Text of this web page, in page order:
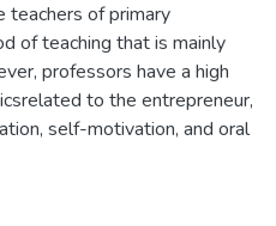
teachers of primary
of teaching that is mainly
professors have a high
to the entrepreneur,
self-motivation, and oral